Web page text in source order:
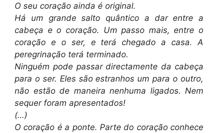
O seu coração ainda é original.
Há um grande salto quântico a dar entre a
cabeça e o coração. Um passo mais, entre o
coração e o ser, e terá chegado a casa. A
peregrinação terá terminado.
Ninguém pode passar directamente da cabeça
para o ser. Eles são estranhos um para o outro,
não estão de maneira nenhuma ligados. Nem
sequer foram apresentados!
(…)
O coração é a ponte. Parte do coração conhece